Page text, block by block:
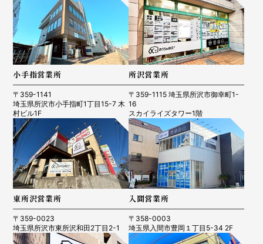
小手指営業所
〒359-1141
埼玉県所沢市小手指町1丁目15-7 木
村ビル1F
所沢営業所
〒359-1115 埼玉県所沢市御幸町1-
16
スカイライズタワー1階
東所沢営業所
〒359-0023
埼玉県所沢市東所沢和田2丁目2-1
入間営業所
〒358-0003
埼玉県入間市豊岡１丁目5-34 2F